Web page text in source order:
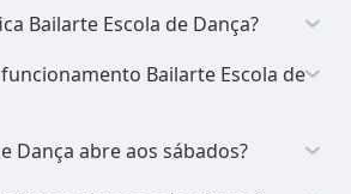
Bailarte Escola de Dança?
Bailarte Escola de
Dança abre aos sábados?